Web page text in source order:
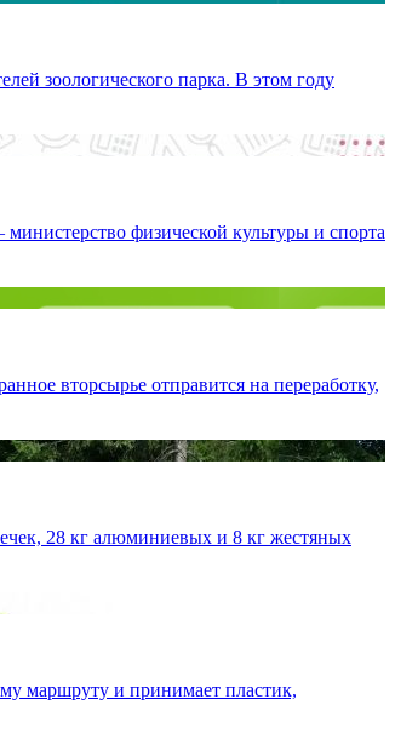
зоологического парка. В этом году
физической культуры и спорта
вторсырье отправится на переработку,
28 кг алюминиевых и 8 кг жестяных
маршруту и принимает пластик,